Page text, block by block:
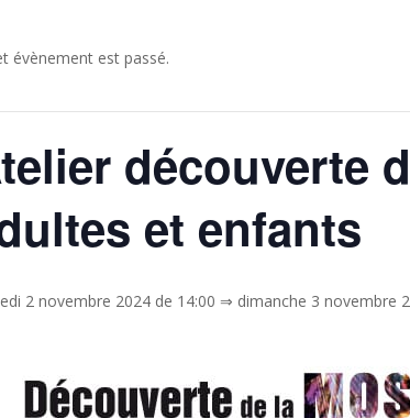
évènement est passé.
découverte
et enfants
2 novembre 2024 de 14:00 ⇒ dimanche 3 novembre